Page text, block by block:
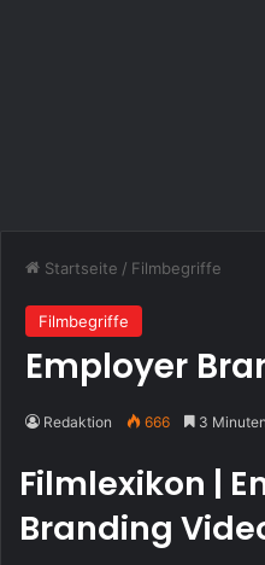
Startseite / Filmbegriffe
Filmbegriffe
Employer
Redaktion 666 3
Filmlexikon |
Branding